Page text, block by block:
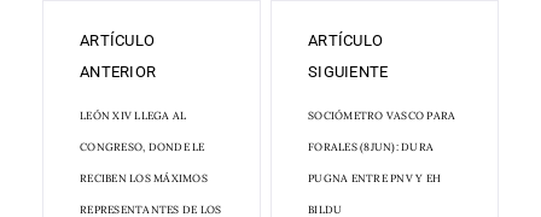
ARTÍCULO
ANTERIOR
LEÓN XIV LLEGA AL
CONGRESO, DONDE LE
RECIBEN LOS MÁXIMOS
REPRESENTANTES DE LOS
ARTÍCULO
SIGUIENTE
SOCIÓMETRO VASCO PARA
FORALES (8JUN): DURA
PUGNA ENTRE PNV Y EH
BILDU